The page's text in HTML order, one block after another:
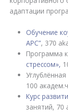
адаптации
Обучение
APC”, 370
Программа
стрессом»,
100
Курс
занятий, 70